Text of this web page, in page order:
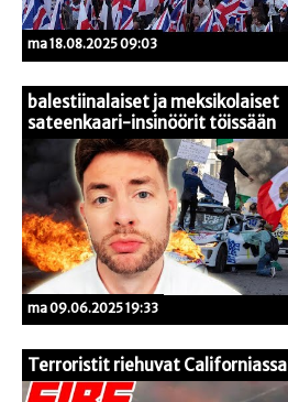
ma 18.08.2025 09:03
balestiinalaiset ja meksikolaiset
sateenkaari-insinöörit töissään
ma 09.06.2025 19:33
Terroristit riehuvat Californiassa